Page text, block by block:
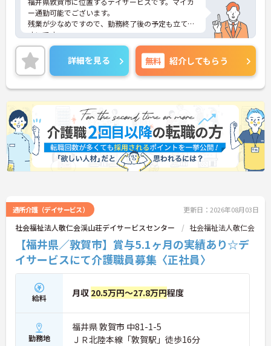
ー通勤可能でございます。
残業が少なめですので、勤務終了後の予定も立てや
すいです。
資格取得支援制度がございますので、働きながらス
キルアップを目指せます。
ご興味のある方には、面接対策ポイントなど、さら
に詳細をお話しいたしますのでお気軽にご相談くだ
さい！
詳細を見る 無料 紹介してもらう
通所介護（デイサービス） 更新日：2026年08月03日
社会福祉法人敬仁会渓山荘デイサービスセンター 社会福祉法人敬仁会
【福井県／敦賀市】賞与5.1ヶ月の実績あり☆デ
イサービスにて介護職員募集〈正社員〉
給料 月収 20.5万円～27.8万円程度
勤務地
福井県 敦賀市 中81-1-5
ＪＲ北陸本線「敦賀駅」徒歩16分